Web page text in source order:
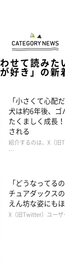
せて読みた
が好き」の新
「小さくて心配
犬は約6年後、ゴ
たくましく成長
される
紹介するのは、X（
…
「どうなってる
チュアダックス
えん坊な姿にも
X（旧Twitter）ユー